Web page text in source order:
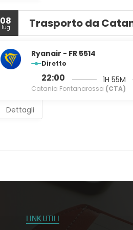
08
lug Trasporto da
Ryanair - FR 5514
Diretto
22:00
Catania Fontanarossa (CTA)
1H 55M
Dettagli
LINK UTILI